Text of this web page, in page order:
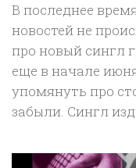
В последнее
новостей не
про новый сингл
еще в начале
упомянуть про
забыли. Сингл